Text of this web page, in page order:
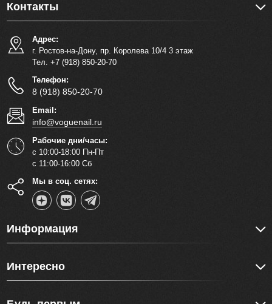
Контакты
Адрес:
г. Ростов-на-Дону, пр. Королева 10/4 3 этаж
Тел. +7 (918) 850-20-70
Телефон:
8 (918) 850-20-70
Email:
info@voguenail.ru
Рабочие дни/часы:
с 10:00-18:00 Пн-Пт
с 11:00-16:00 Сб
Мы в соц. сетях:
Информация
Интересно